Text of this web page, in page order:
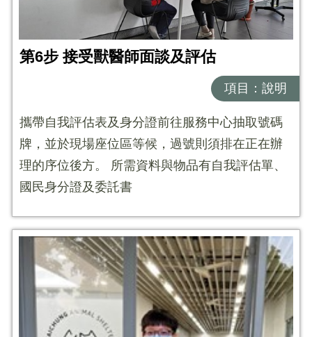
第6步 接受獸醫師面談及評估
項目：說明
攜帶自我評估表及身分證前往服務中心抽取號碼
牌，並於現場座位區等候，過號則須排在正在辦
理的序位後方。 所需資料與物品有自我評估單、
國民身分證及委託書